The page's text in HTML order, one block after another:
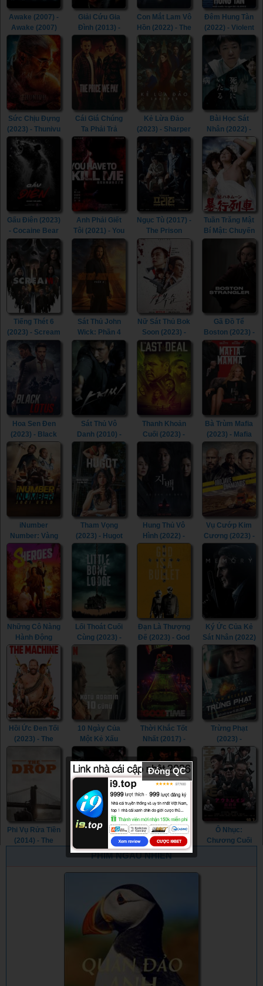
Awake (2007) -
Awake (2007)
Giải Cứu Gia
Đình (2013) -
The Contractor
(2013)
Con Mắt Lam Vô
Hồn (2022) - The
(2022)
Đêm Hung Tàn
(2022) - Violent
Night (2022)
Sức Chịu Đựng
(2023) - Thunivu
(2023)
Cái Giá Chúng
Ta Phải Trả
(2023) - The
Price We Pay
(2023)
Kẻ Lừa Đảo
(2023) - Sharper
Bài Học Sát
Nhân (2022) -
Lesson in
Murder (2022)
Gấu Điên (2023)
- Cocaine Bear
(2023)
Anh Phải Giết
Tôi (2021) - You
Have To Kill Me
(2021)
Ngục Tù (2017) -
The Prison
(2017)
Tuần Trăng Mật
Bí Mật: Chuyến
Hiếp (1977) -
(1977)
Tiếng Thét 6
(2023) - Scream
Sát Thủ John
Wick: Phần 4
(2023) - John
Wick: Chapter 4
(2023)
Nữ Sát Thủ Bok
Soon (2023) -
Kill Boksoon
(2023)
Gã Đồ Tể
Boston (2023) -
Boston
Strangler (2023)
Hoa Sen Đen
(2023) - Black
Lotus (2023)
Sát Thủ Vô
Danh (2010) -
The Man from
Nowhere (2010)
Thanh Khoản
Cuối (2023) -
(2023)
Bà Trùm Mafia
(2023) - Mafia
iNumber
Number: Vàng
Johannesburg
(2023) -
iNumber
Number: Jozi
Gold (2023)
Tham Vọng
(2023) - Hugot
Hung Thủ Vô
Hình (2022) -
Confession
(2022)
Vụ Cướp Kim
Cương (2023) -
Mojave
Diamonds
(2023)
Những Cô Nàng
Hành Động
(2023) -
Sheroes (2023)
Lối Thoát Cuối
Cùng (2023) -
Little Bone
Đạn Là Thượng
Đế (2023) - God
Is a Bullet
(2023)
Ký Ức Của Kẻ
Sát Nhân (2022)
- Memory (2022)
Hồi Ức Đen Tối
(2023) - The
10 Ngày Của
Một Kẻ Xấu
(2023) - 10 Days
of a Bad Man
(2023)
Thời Khắc Tốt
Nhất (2017) -
(2017)
Trừng Phạt
(2023) -
Retribution
(2023)
Phi Vụ Rửa Tiền
(2014) - The
Tốc Độ Kinh
Hoàng (2012) -
Premium Rush
Ngôi Mộ Hờ (0) -
Shallow Grave
(0)
Ô Nhục:
Chương Cuối
PHIM NGẪU NHIÊN
Đóng QC